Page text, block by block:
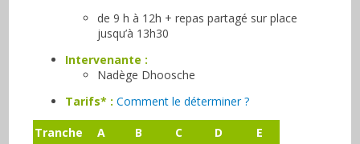
de 9 h à 12h + repas partagé sur place
jusqu’à 13h30
Intervenante :
Nadège Dhoosche
Tarifs* : Comment le déterminer ?
Tranche A B C D
E